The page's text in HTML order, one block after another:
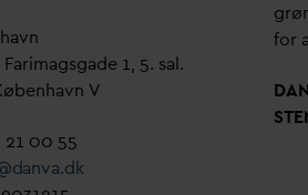
1, 5. sal.
V
21 00 55
danva.dk
for
DAN